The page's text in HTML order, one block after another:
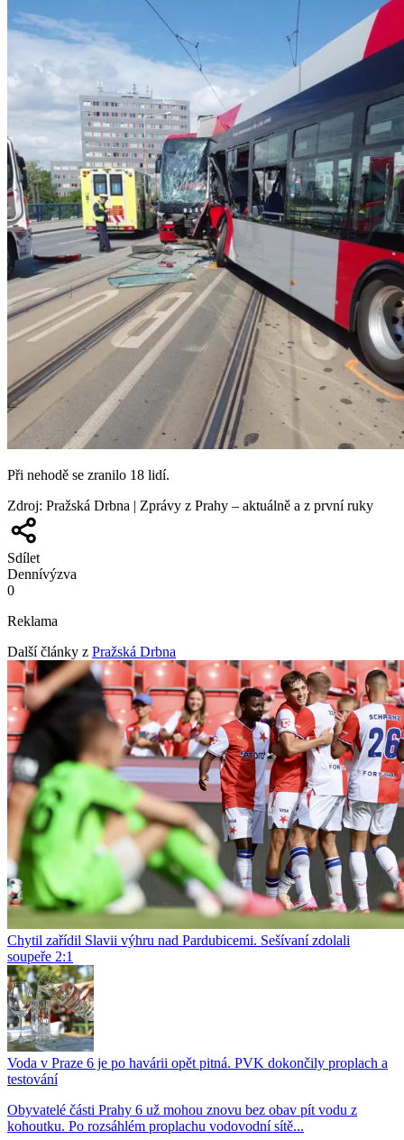
Při nehodě se zranilo 18 lidí.
Zdroj: Pražská Drbna | Zprávy z Prahy – aktuálně a z první ruky
Sdílet
Dennívýzva
0
Reklama
Další články z Pražská Drbna
Chytil zařídil Slavii výhru nad Pardubicemi. Sešívaní zdolali
soupeře 2:1
Voda v Praze 6 je po havárii opět pitná. PVK dokončily proplach a
testování
Obyvatelé části Prahy 6 už mohou znovu bez obav pít vodu z
kohoutku. Po rozsáhlém proplachu vodovodní sítě...